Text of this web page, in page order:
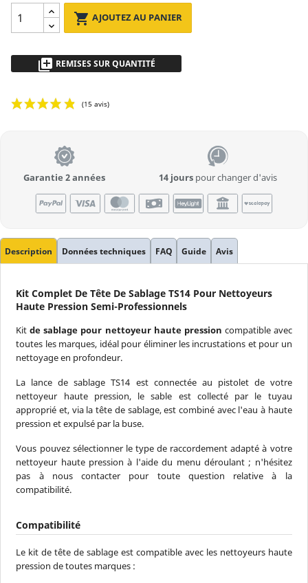
 AJOUTEZ AU PANIER
library_add REMISES SUR QUANTITÉ
plus de 5
(15 avis)
Garantie 2 années 14 jourspour changer d'avis
Description Données techniques FAQ Guide Avis
Kit Complet De Tête De Sablage TS14 Pour Nettoyeurs
Haute Pression Semi-Professionnels
Kitde sablage pour nettoyeur haute pression compatible avec
toutes les marques, idéal pour éliminer les incrustations et pour un
nettoyage en profondeur.
La lance de sablage TS14 est connectée au pistolet de votre
nettoyeur haute pression, le sable est collecté par le tuyau
approprié et, via la tête de sablage, est combiné avec l'eau à haute
pression et expulsé par la buse.
Vous pouvez sélectionner le type de raccordement adapté à votre
nettoyeur haute pression à l'aide du menu déroulant ; n'hésitez
pas à nous contacter pour toute question relative à la
compatibilité.
Compatibilité
Le kit de tête de sablage est compatible avec les nettoyeurs haute
pression de toutes marques :